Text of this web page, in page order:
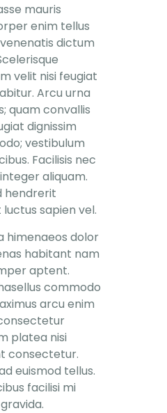
mauris
enim tellus
dictum
velit nisi feugiat
Arcu urna
quam convallis
dignissim
vestibulum
Facilisis nec
aliquam.
hendrerit
sapien vel.
himenaeos dolor
habitant nam
aptent.
commodo
arcu enim
platea nisi
consectetur.
euismod tellus.
facilisi mi